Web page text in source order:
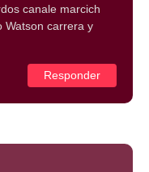
canale marcich
Watson carrera y
Responder